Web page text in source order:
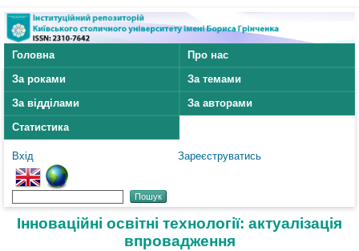
Головна
Про нас
За роками
За темами
За відділами
За авторами
Статистика
Вхід Зареєструватись
Інноваційні освітні технології: актуалізація
впровадження